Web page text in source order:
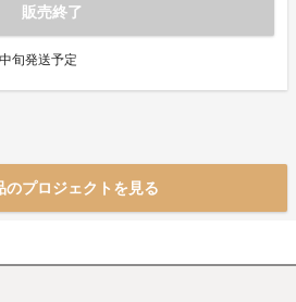
販売終了
旬発送予定
のプロジェクトを見る